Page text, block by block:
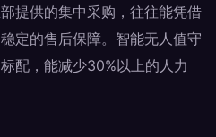
提供的集中采购，往往能凭借
定的售后保障。智能无人值守
配，能减少30%以上的人力